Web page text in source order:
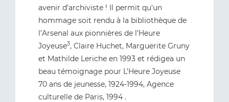
avenir d’archiviste ! Il permit qu’un
hommage soit rendu à la bibliothèque de
l’Arsenal aux pionnières de l’Heure
Joyeuse3, Claire Huchet, Marguerite Gruny
et Mathilde Leriche en 1993 et rédigea un
beau témoignage pour L’Heure Joyeuse
70 ans de jeunesse, 1924-1994, Agence
culturelle de Paris, 1994 .